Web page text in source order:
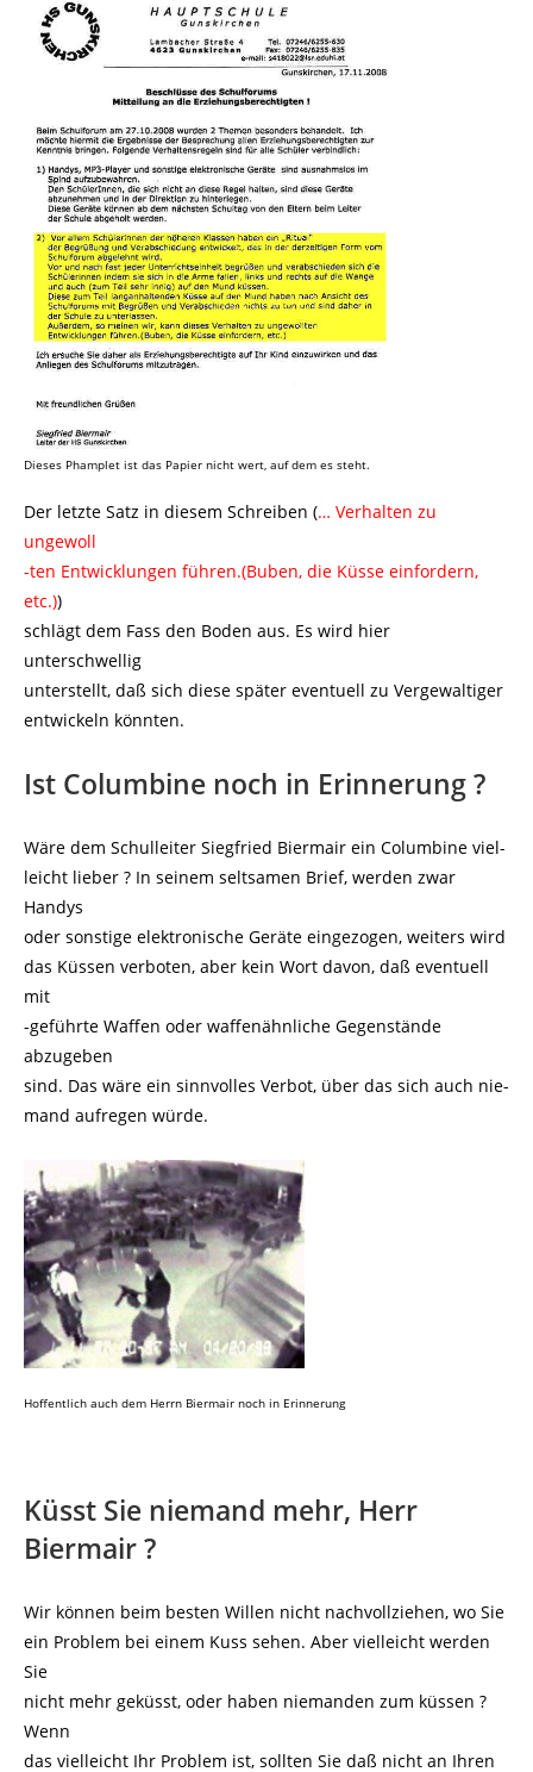
Dieses Phamplet ist das Papier nicht wert, auf dem es steht.
Der letzte Satz in diesem Schreiben (… Verhalten zu
ungewoll
-ten Entwicklungen führen.(Buben, die Küsse einfordern,
etc.))
schlägt dem Fass den Boden aus. Es wird hier
unterschwellig
unterstellt, daß sich diese später eventuell zu Vergewaltiger
entwickeln könnten.
Ist Columbine noch in Erinnerung ?
Wäre dem Schulleiter Siegfried Biermair ein Columbine viel-
leicht lieber ? In seinem seltsamen Brief, werden zwar
Handys
oder sonstige elektronische Geräte eingezogen, weiters wird
das Küssen verboten, aber kein Wort davon, daß eventuell
mit
-geführte Waffen oder waffenähnliche Gegenstände
abzugeben
sind. Das wäre ein sinnvolles Verbot, über das sich auch nie-
mand aufregen würde.
Hoffentlich auch dem Herrn Biermair noch in Erinnerung
Küsst Sie niemand mehr, Herr
Biermair ?
Wir können beim besten Willen nicht nachvollziehen, wo Sie
ein Problem bei einem Kuss sehen. Aber vielleicht werden
Sie
nicht mehr geküsst, oder haben niemanden zum küssen ?
Wenn
das vielleicht Ihr Problem ist, sollten Sie daß nicht an Ihren